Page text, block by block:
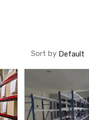
Sort by